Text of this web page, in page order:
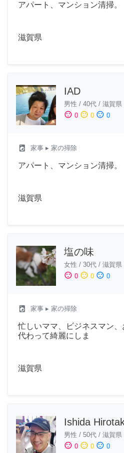
アパート、マンション清掃。
滋賀県
IAD
男性 / 40代 / 滋賀県
sentiment_satisfied 0 sentiment_neutral 0 sentiment_dissatisfied 0
local_laundry_service 家事 ▸ 家の掃除
アパート、マンション清掃。
滋賀県
塩の味
女性 / 30代 / 滋賀県
sentiment_satisfied 0 sentiment_neutral 0 sentiment_dissatisfied 0
local_laundry_service 家事 ▸ 家の掃除
忙しいママ、ビジネスマン
代わって綺麗にしま
滋賀県
Ishida
男性 / 50代 / 滋賀県
sentiment_satisfied 0 sentiment_neutral 0 sentiment_dissatisfied 0